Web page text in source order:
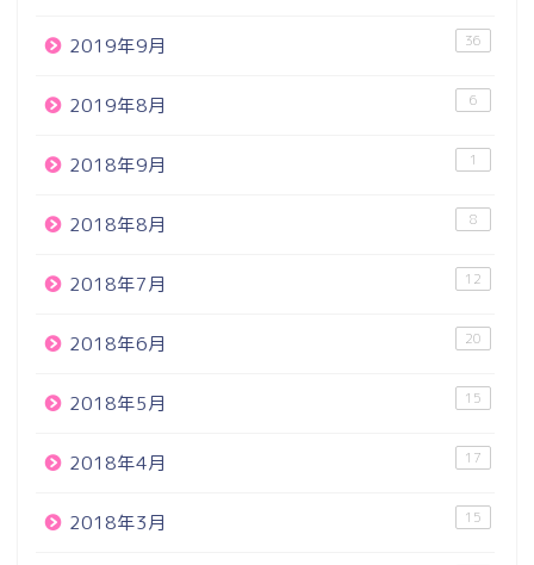
2019年9月 36
2019年8月 6
2018年9月 1
2018年8月 8
2018年7月 12
2018年6月 20
2018年5月 15
2018年4月 17
2018年3月 15